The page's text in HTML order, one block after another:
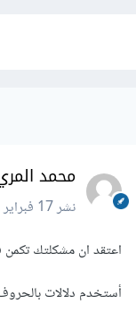
محمد المري2
نشر17 فبراير 2018
اعتقد ان مشكلتك تكمن
أستخدم دلالات